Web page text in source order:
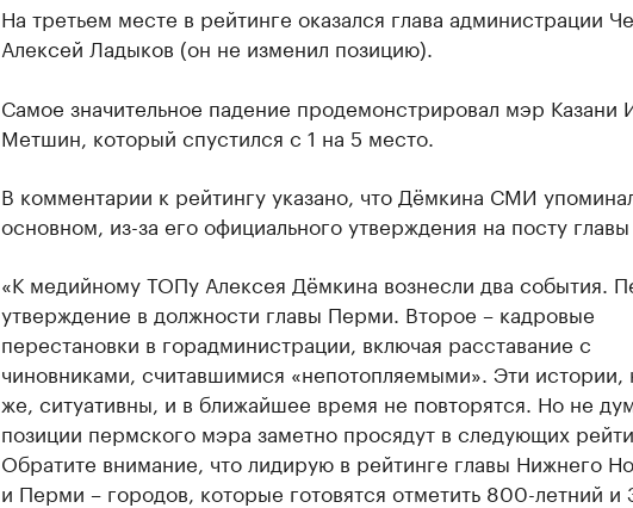
На третьем месте в рейтинге оказался глава администрации
Алексей Ладыков (он не изменил позицию).
Самое значительное падение продемонстрировал мэр Казани
Метшин, который спустился с 1 на 5 место.
В комментарии к рейтингу указано, что Дёмкина СМИ
основном, из-за его официального утверждения на посту
«К медийному ТОПу Алексея Дёмкина вознесли два события.
утверждение в должности главы Перми. Второе – кадровые
перестановки в горадминистрации, включая расставание с
чиновниками, считавшимися «непотопляемыми». Эти истории,
же, ситуативны, и в ближайшее время не повторятся. Но не
позиции пермского мэра заметно просядут в следующих
Обратите внимание, что лидирую в рейтинге главы Нижнего
и Перми – городов, которые готовятся отметить 800-летний и